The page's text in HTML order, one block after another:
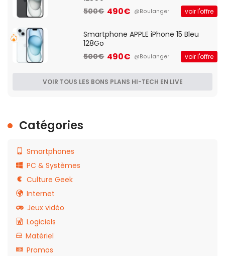
500€ 490€ @Boulanger voir l'offre
Smartphone APPLE iPhone 15 Bleu
128Go
500€ 490€ @Boulanger voir l'offre
VOIR TOUS LES BONS PLANS HI-TECH EN LIVE
Catégories
Smartphones
PC & Systèmes
Culture Geek
Internet
Jeux vidéo
Logiciels
Matériel
Promos